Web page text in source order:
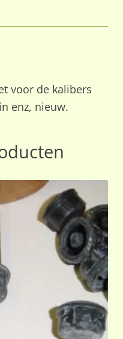
voor de kalibers
enz, nieuw.